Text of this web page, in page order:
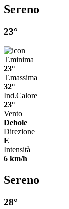
Sereno
23°
T.minima
23°
T.massima
32°
Ind.Calore
23°
Vento
Debole
Direzione
E
Intensità
6 km/h
Sereno
28°